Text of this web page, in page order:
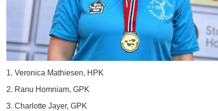
1. Veronica Mathiesen, HPK
2. Ranu Homniam, GPK
3. Charlotte Jayer, GPK